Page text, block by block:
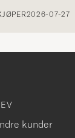
2026-07-27
kunder